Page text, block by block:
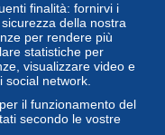
finalità: fornirvi i
della nostra
per rendere più
statistiche per
visualizzare video e
network.
il funzionamento del
secondo le vostre